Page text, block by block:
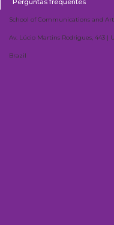
School of Communications and
Av. Lúcio Martins Rodrigues, 443 |
Brazil